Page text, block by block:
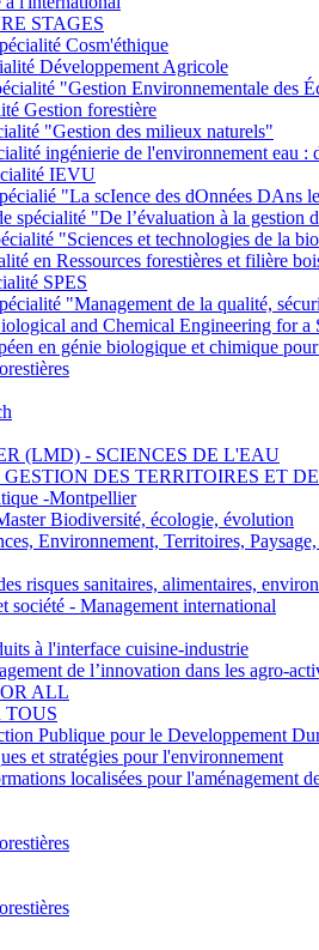
STAGES
Cosm'éthique
Développement Agricole
"Gestion Environnementale des
Gestion forestière
"Gestion des milieux naturels"
ingénierie de l'environnement eau :
IEVU
"La scIence des dOnnées DAns
"De l’évaluation à la gestion
"Sciences et technologies de la
en Ressources forestières et filière
SPES
"Management de la qualité,
and Chemical Engineering for a
en génie biologique et chimique
(LMD) - SCIENCES DE L'EAU
DES TERRITOIRES ET
-Montpellier
Biodiversité, écologie, évolution
Environnement, Territoires,
risques sanitaires, alimentaires,
- Management international
à l'interface cuisine-industrie
de l’innovation dans les agro-
ALL
TOUS
Publique pour le Developpement
et stratégies pour l'environnement
localisées pour l'aménagement